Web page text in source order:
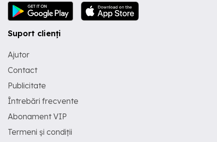
Suport clienți
Ajutor
Contact
Publicitate
Întrebări frecvente
Abonament VIP
Termeni și condiții